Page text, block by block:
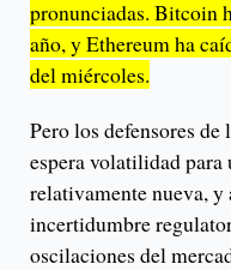
pronunciadas. Bitcoin
año, y Ethereum ha
del miércoles.
Pero los defensores
espera volatilidad para
relativamente nueva, y
incertidumbre
oscilaciones del